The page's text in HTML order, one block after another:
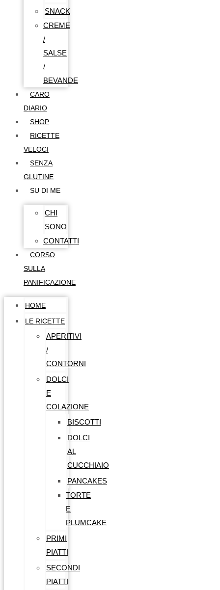
SNACK
CREME
/
SALSE
/
BEVANDE
CARO
DIARIO
SHOP
RICETTE
VELOCI
SENZA
GLUTINE
SU DI ME
CHI
SONO
CONTATTI
CORSO
SULLA
PANIFICAZIONE
HOME
LE RICETTE
APERITIVI
/
CONTORNI
DOLCI
E
COLAZIONE
BISCOTTI
DOLCI
AL
CUCCHIAIO
PANCAKES
TORTE
E
PLUMCAKE
PRIMI
PIATTI
SECONDI
PIATTI